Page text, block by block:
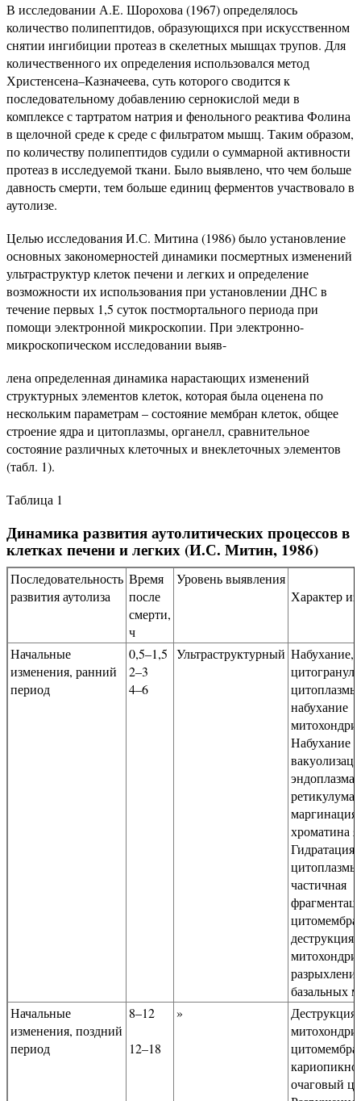
В исследовании А.Е. Шорохова (1967) определялось
количество полипептидов, образующихся при искусственном
снятии ингибиции протеаз в скелетных мышцах трупов. Для
количественного их определения использовался метод
Христенсена–Казначеева, суть которого сводится к
последовательному добавлению сернокислой меди в
комплексе с тартратом натрия и фенольного реактива Фолина
в щелочной среде к среде с фильтратом мышц. Таким образом,
по количеству полипептидов судили о суммарной активности
протеаз в исследуемой ткани. Было выявлено, что чем больше
давность смерти, тем больше единиц ферментов участвовало в
аутолизе.
Целью исследования И.С. Митина (1986) было установление
основных закономерностей динамики посмертных изменений
ультраструктур клеток печени и легких и определение
возможности их использования при установлении ДНС в
течение первых 1,5 суток постмортального периода при
помощи электронной микроскопии. При электронно-
микроскопическом исследовании выяв-
лена определенная динамика нарастающих изменений
структурных элементов клеток, которая была оценена по
нескольким параметрам – состояние мембран клеток, общее
строение ядра и цитоплазмы, органелл, сравнительное
состояние различных клеточных и внеклеточных элементов
(табл. 1).
Таблица 1
Динамика развития аутолитических процессов в
клетках печени и легких (И.С. Митин, 1986)
Последовательность
развития аутолиза
Время
после
смерти,
ч
Уровень выявления
Характер
Начальные
изменения, ранний
период
0,5–1,5
2–3
4–6
Ультраструктурный Набухание,
цитогранул
цитоплазмы;
набухание
Набухание
ретикулума;
маргинация
хроматина
Гидратация
цитоплазмы;
частичная
деструкция
разрыхление
базальных
Начальные
изменения, поздний
период
8–12
12–18
»
очаговый